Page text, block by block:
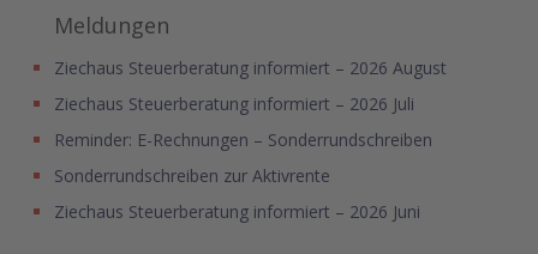
Meldungen
Ziechaus Steuerberatung informiert – 2026 August
Ziechaus Steuerberatung informiert – 2026 Juli
Reminder: E-Rechnungen – Sonderrundschreiben
Sonderrundschreiben zur Aktivrente
Ziechaus Steuerberatung informiert – 2026 Juni